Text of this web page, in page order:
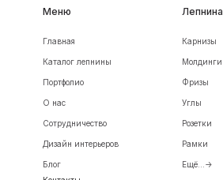
Меню
Главная
О нас
Каталог лепнины
Портфолио
Сотрудничество
Дизайн интерьеров
Блог
Лепнина
Карнизы
Молдинги
Фризы
Углы
Розетки
Рамки
Ещё...->